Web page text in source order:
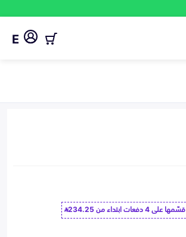
E
قسّمها على 4 دفعات ابتداء من
234.25